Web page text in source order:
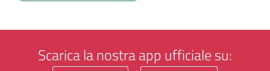
Scarica la nostra app ufficiale su: